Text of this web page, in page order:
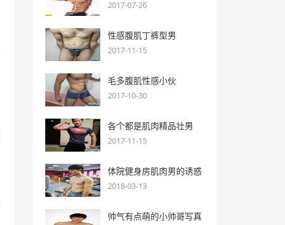
2017-07-26
性感腹肌丁裤型男
2017-11-15
毛多腹肌性感小伙
2017-10-30
各个都是肌肉精品壮男
2017-11-15
体院健身房肌肉男的诱惑
2018-03-13
帅气有点萌的小帅哥写真